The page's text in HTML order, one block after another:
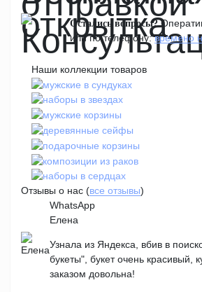
Остались вопросы?
или по телефону:времено
Наши коллекции товаров
Отзывы о нас (все отзывы)
WhatsApp
Елена
Узнала из Яндекса, вбив в
букеты", букет очень красивый,
заказом довольна!